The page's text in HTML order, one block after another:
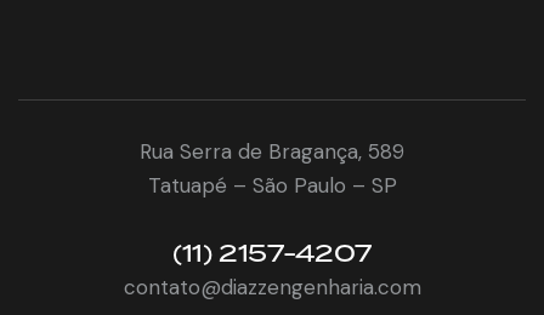
Rua Serra de Bragança, 589
Tatuapé – São Paulo – SP
(11) 2157-4207
contato@diazzengenharia.com